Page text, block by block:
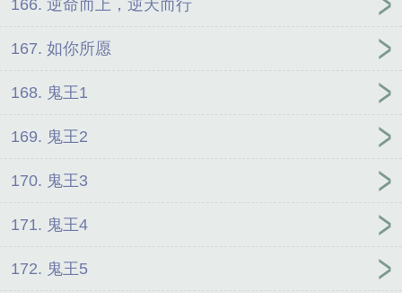
166. 逆命而上，逆天而行
167. 如你所愿
168. 鬼王1
169. 鬼王2
170. 鬼王3
171. 鬼王4
172. 鬼王5